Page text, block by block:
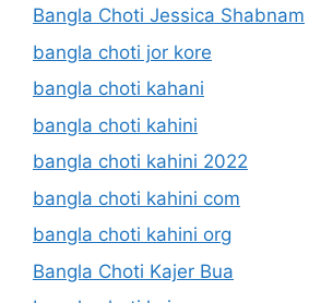
Bangla Choti Jessica Shabnam
bangla choti jor kore
bangla choti kahani
bangla choti kahini
bangla choti kahini 2022
bangla choti kahini com
bangla choti kahini org
Bangla Choti Kajer Bua